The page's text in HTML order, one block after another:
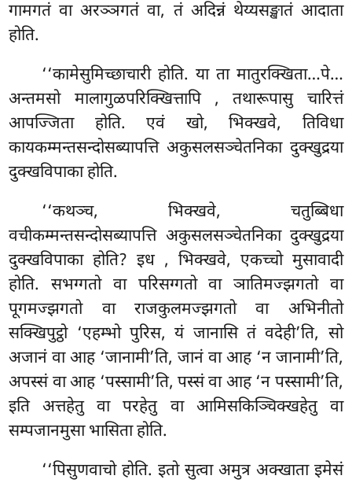
गामगतं वा अरञ्ञगतं वा, तं अदिन्नं थेय्यसङ्खातं आदाता
होति.
‘‘कामेसुमिच्छाचारी होति. या ता मातुरक्खिता…पे…
अन्तमसो मालागुळपरिक्खित्तापि , तथारूपासु चारित्तं
आपज्जिता होति. एवं खो, भिक्खवे, तिविधा
कायकम्मन्तसन्दोसब्यापत्ति अकुसलसञ्चेतनिका दुक्खुद्रया
दुक्खविपाका होति.
‘‘कथञ्च, भिक्खवे, चतुब्बिधा
वचीकम्मन्तसन्दोसब्यापत्ति अकुसलसञ्चेतनिका दुक्खुद्रया
दुक्खविपाका होति? इध , भिक्खवे, एकच्चो मुसावादी
होति. सभग्गतो वा परिसग्गतो वा ञातिमज्झगतो वा
पूगमज्झगतो वा राजकुलमज्झगतो वा अभिनीतो
सक्खिपुट्ठो ‘एहम्भो पुरिस, यं जानासि तं वदेही’ति, सो
अजानं वा आह ‘जानामी’ति, जानं वा आह ‘न जानामी’ति,
अपस्सं वा आह ‘पस्सामी’ति, पस्सं वा आह ‘न पस्सामी’ति,
इति अत्तहेतु वा परहेतु वा आमिसकिञ्चिक्खहेतु वा
सम्पजानमुसा भासिता होति.
‘‘पिसुणवाचो होति. इतो सुत्वा अमुत्र अक्खाता इमेसं